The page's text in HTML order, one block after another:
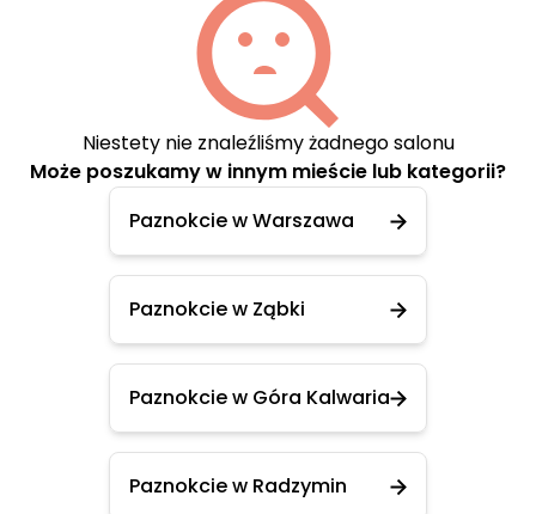
Niestety nie znaleźliśmy żadnego salonu
Może poszukamy w innym mieście lub kategorii?
Paznokcie w Warszawa
Paznokcie w Ząbki
Paznokcie w Góra Kalwaria
Paznokcie w Radzymin